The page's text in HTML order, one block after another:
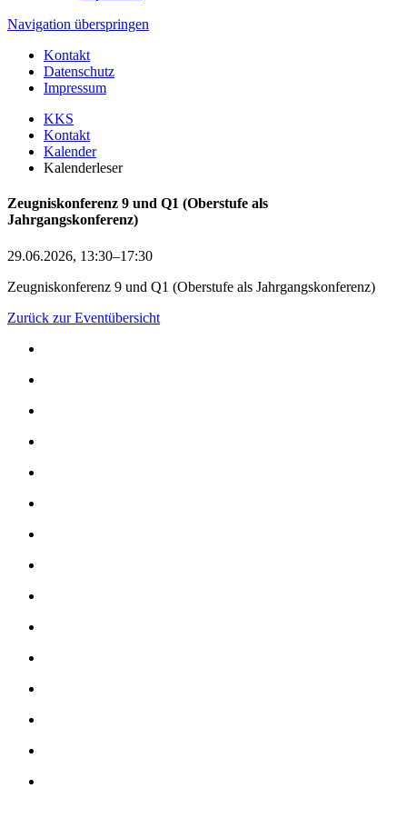
Navigation überspringen
Kontakt
Datenschutz
Impressum
KKS
Kontakt
Kalender
Kalenderleser
Zeugniskonferenz 9 und Q1 (Oberstufe als
Jahrgangskonferenz)
29.06.2026, 13:30–17:30
Zeugniskonferenz 9 und Q1 (Oberstufe als Jahrgangskonferenz)
Zurück zur Eventübersicht